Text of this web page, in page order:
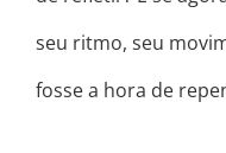
seu ritmo, seu
fosse a hora de